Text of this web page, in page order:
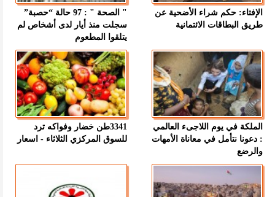
الإفتاء: حكم شراء الأضحية عن
طريق البطاقات الائتمانية
" الصحة " : 97 حالة “حصبة”
سجلت منذ أيار لدى أشخاص لم
يتلقوا المطعوم
الملكة في يوم اللاجىء العالمي
: دعونا نتأمل في معاناة الأمهات
والرضع
3341طن خضار وفواكه ترد
للسوق المركزي الثلاثاء - اسعار